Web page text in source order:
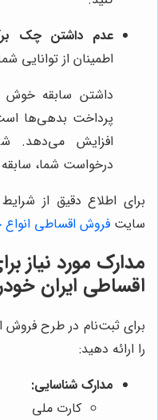
عدم داشتن چک
اطمینان از توانایی
داشتن سابقه خوش
پرداخت بدهی‌ها
افزایش می‌دهد.
درخواست شما،
برای اطلاع دقیق از
سایت فروش اقساطی انواع
مدارک مورد نیاز
اقساطی ایران
برای ثبت‌نام در طرح فروش
را ارائه دهید:
مدارک شناسایی:
کارت ملی